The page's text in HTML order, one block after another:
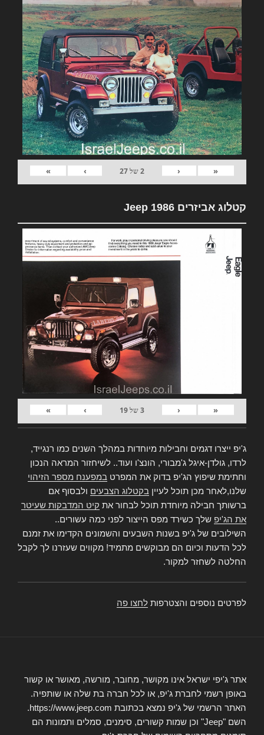
«
‹
2של27
›
»
קטלוג אביזרים Jeep 1986
«
‹
3של19
›
»
ג'יפ ייצרו דגמים וחבילות מיוחדות במהלך השנים כמו רנגייד,
לרדו, גולדן-איגל ג'מבורי, הונצ'ו ועוד.. לשיחזור המראה הנכון
וחתימת שיפוץ הג'יפ בדוק את המפרט במפענח מספר הזיהוי
שלנו,לאחר מכן תוכל לעיין בקטלוג הצבעים ולבסוף אם
ברשותך חבילה מיוחדת תוכל לבחור את קיט המדבקות שעיטר
את הג'יפ שלך כשירד מפס הייצור לפני כמה עשורים..
השילובים של ג'יפ בשנות השבעים והשמונים הקדימו את זמנם
לכל הדעות וכיום הם מבוקשים מתמיד! מקווים שעזרנו לך לקבל
החלטה לשחזר למקור.
לפרטים נוספים והצטרפות לחצו פה
אתר ג'יפי ישראל אינו מקושר, מחובר, מורשה, מאושר או קשור
באופן רשמי לחברת ג'יפ, או לכל חברה בת שלה או שותפיה.
האתר הרשמי של ג'יפ נמצא בכתובת https://www.jeep.com.
השם "Jeep" וכן שמות קשורים, סימנים, סמלים ותמונות הם